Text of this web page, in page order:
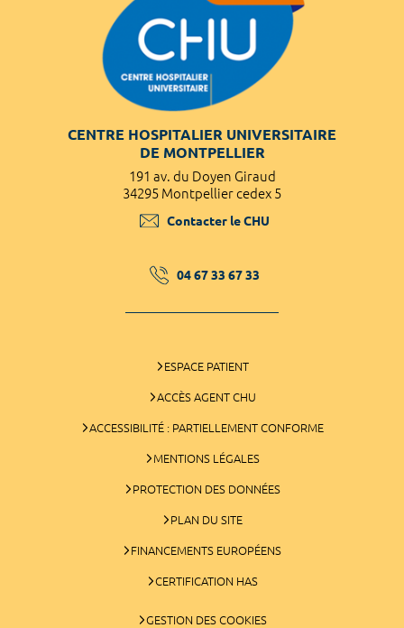
CENTRE HOSPITALIER UNIVERSITAIRE
DE MONTPELLIER
191 av. du Doyen Giraud
34295 Montpellier cedex 5
Contacter le CHU
04 67 33 67 33
ESPACE PATIENT
ACCÈS AGENT CHU
ACCESSIBILITÉ : PARTIELLEMENT CONFORME
MENTIONS LÉGALES
PROTECTION DES DONNÉES
PLAN DU SITE
FINANCEMENTS EUROPÉENS
CERTIFICATION HAS
GESTION DES COOKIES